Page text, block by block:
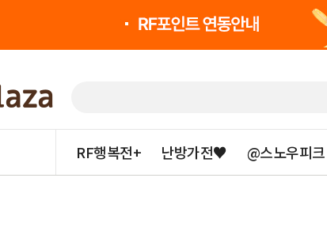
RF행복전+ 난방가전♥ @스노우피크